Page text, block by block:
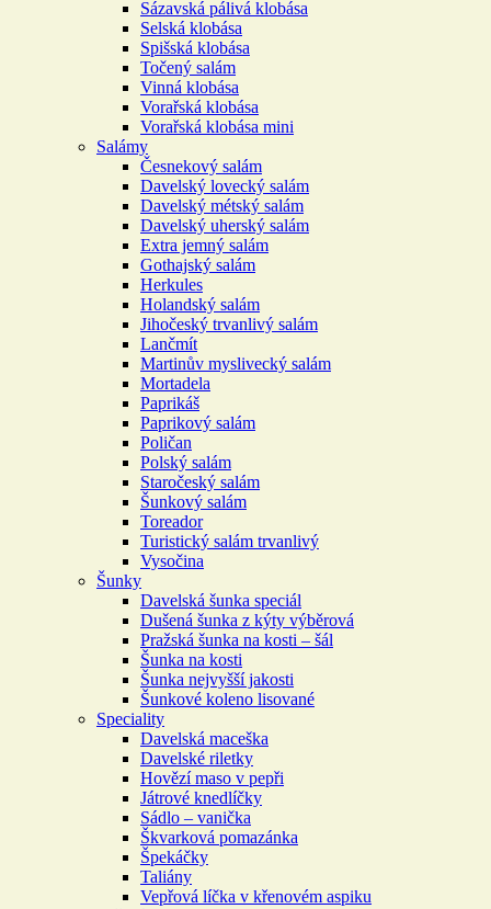
Sázavská pálivá klobása
Selská klobása
Spišská klobása
Točený salám
Vinná klobása
Vorařská klobása
Vorařská klobása mini
Salámy
Česnekový salám
Davelský lovecký salám
Davelský métský salám
Davelský uherský salám
Extra jemný salám
Gothajský salám
Herkules
Holandský salám
Jihočeský trvanlivý salám
Lančmít
Martinův myslivecký salám
Mortadela
Paprikáš
Paprikový salám
Poličan
Polský salám
Staročeský salám
Šunkový salám
Toreador
Turistický salám trvanlivý
Vysočina
Šunky
Davelská šunka speciál
Dušená šunka z kýty výběrová
Pražská šunka na kosti – šál
Šunka na kosti
Šunka nejvyšší jakosti
Šunkové koleno lisované
Speciality
Davelská maceška
Davelské riletky
Hovězí maso v pepři
Játrové knedlíčky
Sádlo – vanička
Škvarková pomazánka
Špekáčky
Taliány
Vepřová líčka v křenovém aspiku